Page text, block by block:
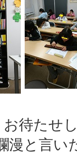
待たせ
漫と言